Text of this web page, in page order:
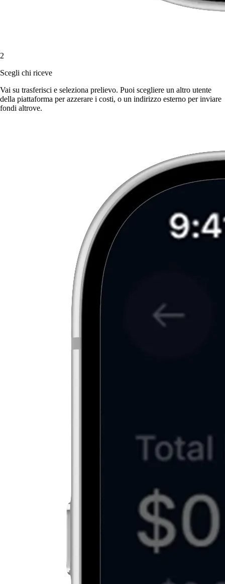
2
Scegli chi riceve
Vai su trasferisci e seleziona prelievo. Puoi scegliere un altro utente
della piattaforma per azzerare i costi, o un indirizzo esterno per inviare
fondi altrove.